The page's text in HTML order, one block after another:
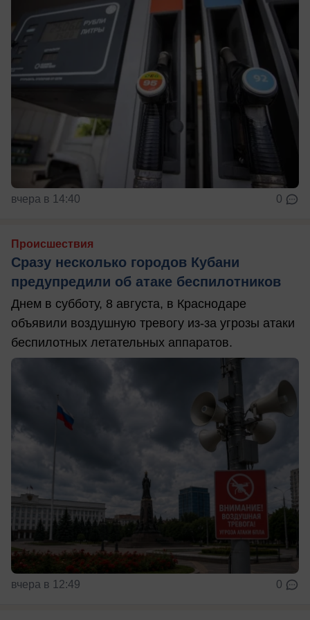
вчера в 14:40 0
Происшествия
Сразу несколько городов Кубани
предупредили об атаке беспилотников
Днем в субботу, 8 августа, в Краснодаре
объявили воздушную тревогу из-за угрозы атаки
беспилотных летательных аппаратов.
вчера в 12:49 0